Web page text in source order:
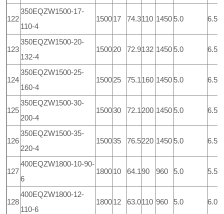
122
350EQZW1500-17-
110-4
150017 74.3110 1450 5.0 6.5
123
350EQZW1500-20-
132-4
150020 72.9132 1450 5.0 6.5
124
350EQZW1500-25-
160-4
150025 75.1 160 1450 5.0 6.5
125
350EQZW1500-30-
200-4
150030 72.1 200 1450 5.0 6.5
126
350EQZW1500-35-
220-4
150035 76.5220 1450 5.0 6.5
127
400EQZW1800-10-90-
6
180010 64.1 90 960 5.0 5.5
128
400EQZW1800-12-
110-6
180012 63.0110 960 5.0 6.0